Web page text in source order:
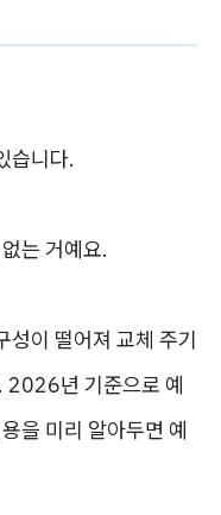
습니다.
는 거예요.
성이 떨어져 교체 주기
2026년 기준으로 예
을 미리 알아두면 예